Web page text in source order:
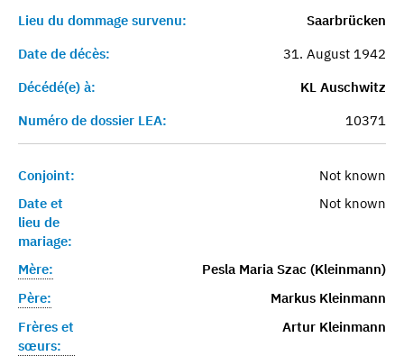
Lieu du dommage survenu:
Saarbrücken
Date de décès:
31. August 1942
Décédé(e) à:
KL Auschwitz
Numéro de dossier LEA:
10371
Conjoint:
Not known
Date et
lieu de
mariage:
Not known
Mère:
Pesla Maria Szac (Kleinmann)
Père:
Markus Kleinmann
Frères et
sœurs:
Artur Kleinmann